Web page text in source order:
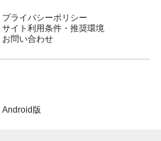
プライバシーポリシー
サイト利用条件・推奨環境
お問い合わせ
Android版